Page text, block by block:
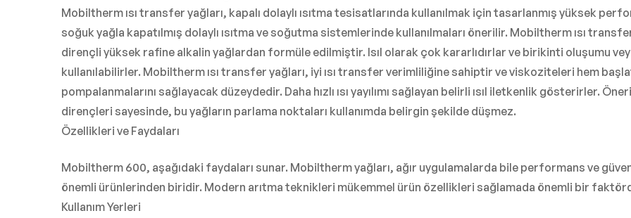
Mobiltherm ısı transfer yağları, kapalı dolaylı ısıtma tesisatlarında kullanılmak için tasarlanmış yüksek
soğuk yağla kapatılmış dolaylı ısıtma ve soğutma sistemlerinde kullanılmaları önerilir. Mobiltherm ısı
dirençli yüksek rafine alkalin yağlardan formüle edilmiştir. Isıl olarak çok kararlıdırlar ve birikinti oluşumu
kullanılabilirler. Mobiltherm ısı transfer yağları, iyi ısı transfer verimliliğine sahiptir ve viskoziteleri hem
pompalanmalarını sağlayacak düzeydedir. Daha hızlı ısı yayılımı sağlayan belirli ısıl iletkenlik gösterirler.
dirençleri sayesinde, bu yağların parlama noktaları kullanımda belirgin şekilde düşmez.
Özellikleri ve Faydaları
Mobiltherm 600, aşağıdaki faydaları sunar. Mobiltherm yağları, ağır uygulamalarda bile performans ve
önemli ürünlerinden biridir. Modern arıtma teknikleri mükemmel ürün özellikleri sağlamada önemli bir
Kullanım Yerleri